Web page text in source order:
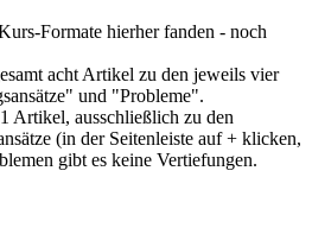
Formate hierher fanden - noch
acht Artikel zu den jeweils vier
und "Probleme".
Artikel, ausschließlich zu den
(in der Seitenleiste auf + klicken,
gibt es keine Vertiefungen.